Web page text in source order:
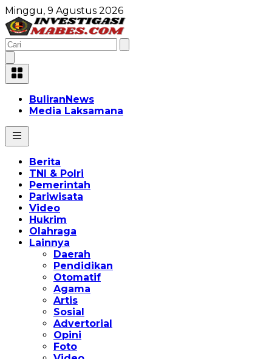
Minggu, 9 Agustus 2026
BuliranNews
Media Laksamana
Berita
TNI & Polri
Pemerintah
Pariwisata
Video
Hukrim
Olahraga
Lainnya
Daerah
Pendidikan
Otomatif
Agama
Artis
Sosial
Advertorial
Opini
Foto